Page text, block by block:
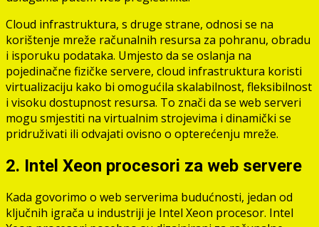
Cloud infrastruktura, s druge strane, odnosi se na
korištenje mreže računalnih resursa za pohranu, obradu
i isporuku podataka. Umjesto da se oslanja na
pojedinačne fizičke servere, cloud infrastruktura koristi
virtualizaciju kako bi omogućila skalabilnost, fleksibilnost
i visoku dostupnost resursa. To znači da se web serveri
mogu smjestiti na virtualnim strojevima i dinamički se
pridruživati ili odvajati ovisno o opterećenju mreže.
2. Intel Xeon procesori za web servere
Kada govorimo o web serverima budućnosti, jedan od
ključnih igrača u industriji je Intel Xeon procesor. Intel